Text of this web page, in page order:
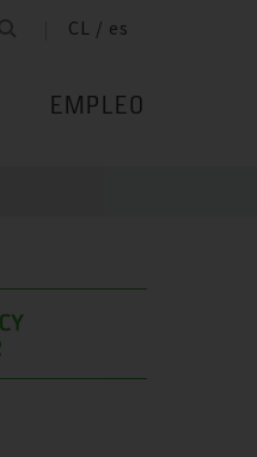
CL / es
EMPLEO